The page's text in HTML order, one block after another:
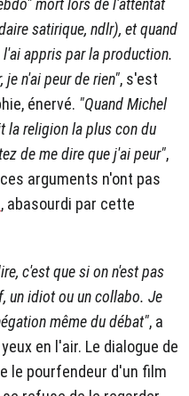
mort lors de l'attentat
satirique, ndlr), et quand
appris par la production.
je n'ai peur de rien", s'est
énervé. "Quand Michel
la religion la plus con du
de me dire que j'ai peur",
arguments n'ont pas
, abasourdi par cette
c'est que si on n'est pas
un idiot ou un collabo. Je
même du débat", a
en l'air. Le dialogue de
le pourfendeur d'un film